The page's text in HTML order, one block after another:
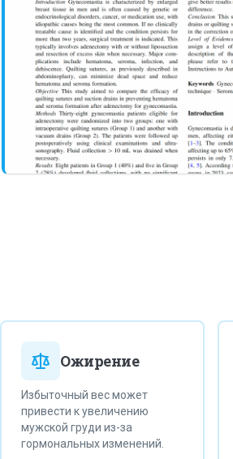
Ожирение
Избыточный вес может
привести к увеличению
мужской груди из-за
гормональных изменений.
slide